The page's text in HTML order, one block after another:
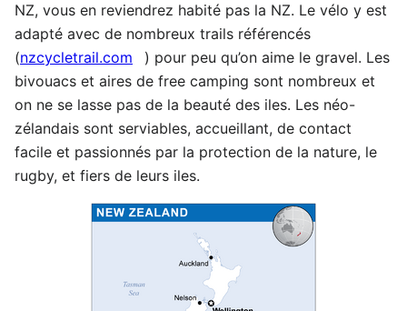
NZ, vous en reviendrez habité pas la NZ. Le vélo y est
adapté avec de nombreux trails référencés
(nzcycletrail.com
) pour peu qu’on aime le gravel. Les
bivouacs et aires de free camping sont nombreux et
on ne se lasse pas de la beauté des iles. Les néo-
zélandais sont serviables, accueillant, de contact
facile et passionnés par la protection de la nature, le
rugby, et fiers de leurs iles.